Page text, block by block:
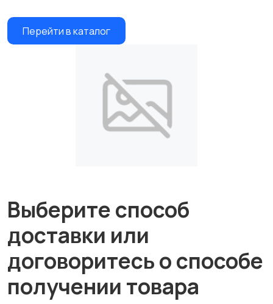
Перейти в каталог
Выберите способ
доставки или
договоритесь о способе
получении товара